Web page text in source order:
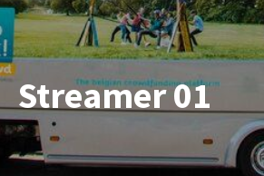
Streamer 01